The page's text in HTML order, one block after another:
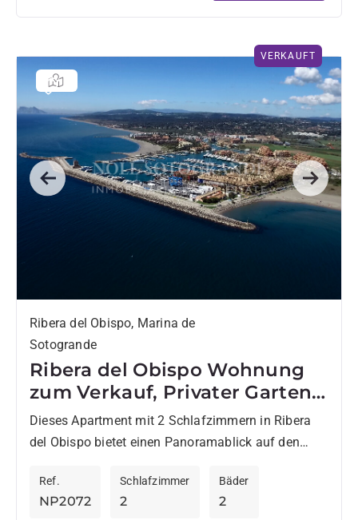
Previous Next
VERKAUFT
Ribera del Obispo, Marina de
Sotogrande
Ribera del Obispo Wohnung
zum Verkauf, Privater Garten
& Marina Ansichten
Dieses Apartment mit 2 Schlafzimmern in Ribera
del Obispo bietet einen Panoramablick auf den
Restaurants und Geschäften des...
NP2072
Ref.
2
Schlafzimmer
2
Bäder